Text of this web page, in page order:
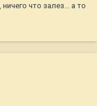
что залез... а то